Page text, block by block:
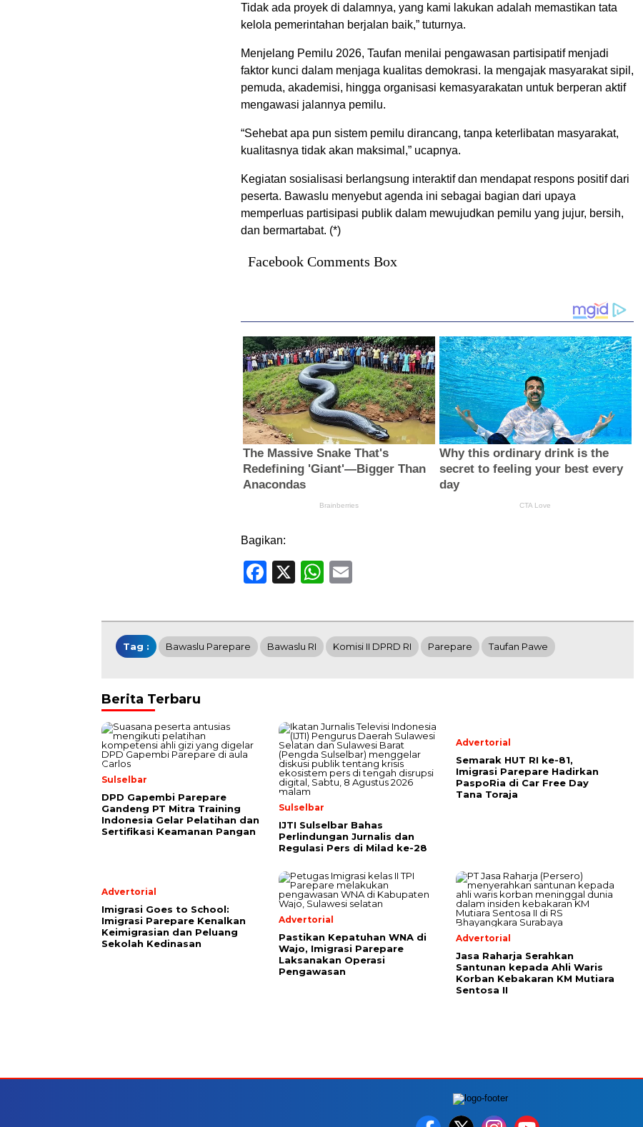
Tidak ada proyek di dalamnya, yang kami lakukan adalah memastikan tata
kelola pemerintahan berjalan baik,” tuturnya.
Menjelang Pemilu 2026, Taufan menilai pengawasan partisipatif menjadi
faktor kunci dalam menjaga kualitas demokrasi. Ia mengajak masyarakat sipil,
pemuda, akademisi, hingga organisasi kemasyarakatan untuk berperan aktif
mengawasi jalannya pemilu.
“Sehebat apa pun sistem pemilu dirancang, tanpa keterlibatan masyarakat,
kualitasnya tidak akan maksimal,” ucapnya.
Kegiatan sosialisasi berlangsung interaktif dan mendapat respons positif dari
peserta. Bawaslu menyebut agenda ini sebagai bagian dari upaya
memperluas partisipasi publik dalam mewujudkan pemilu yang jujur, bersih,
dan bermartabat. (*)
Facebook Comments Box
Bagikan:
Facebook
X WhatsApp
Tag : Bawaslu Parepare Bawaslu RI Komisi II DPRD RI Parepare Taufan Pawe
Berita Terbaru
Sulselbar
DPD Gapembi Parepare
Gandeng PT Mitra Training
Indonesia Gelar Pelatihan dan
Sertifikasi Keamanan Pangan
Sulselbar
IJTI Sulselbar Bahas
Perlindungan Jurnalis dan
Regulasi Pers di Milad ke-28
Advertorial
Semarak HUT RI ke-81,
Imigrasi Parepare Hadirkan
PaspoRia di Car Free Day
Tana Toraja
Advertorial
Imigrasi Goes to School:
Imigrasi Parepare Kenalkan
Keimigrasian dan Peluang
Sekolah Kedinasan
Advertorial
Pastikan Kepatuhan WNA di
Wajo, Imigrasi Parepare
Laksanakan Operasi
Pengawasan
Advertorial
Jasa Raharja Serahkan
Santunan kepada Ahli Waris
Korban Kebakaran KM Mutiara
Sentosa II